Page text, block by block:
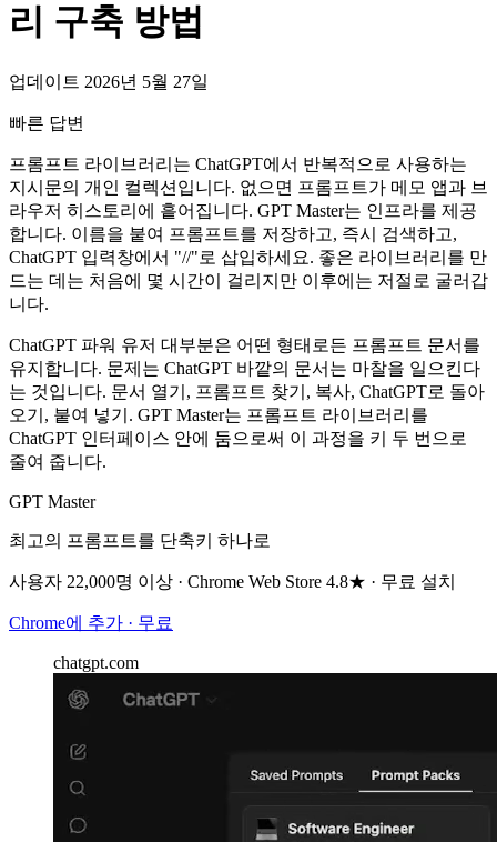
리 구축 방법
업데이트 2026년 5월 27일
빠른 답변
프롬프트 라이브러리는 ChatGPT에서 반복적으로 사용하는
지시문의 개인 컬렉션입니다. 없으면 프롬프트가 메모 앱과 브
라우저 히스토리에 흩어집니다. GPT Master는 인프라를 제공
합니다. 이름을 붙여 프롬프트를 저장하고, 즉시 검색하고,
ChatGPT 입력창에서 "//"로 삽입하세요. 좋은 라이브러리를 만
드는 데는 처음에 몇 시간이 걸리지만 이후에는 저절로 굴러갑
니다.
ChatGPT 파워 유저 대부분은 어떤 형태로든 프롬프트 문서를
유지합니다. 문제는 ChatGPT 바깥의 문서는 마찰을 일으킨다
는 것입니다. 문서 열기, 프롬프트 찾기, 복사, ChatGPT로 돌아
오기, 붙여 넣기. GPT Master는 프롬프트 라이브러리를
ChatGPT 인터페이스 안에 둠으로써 이 과정을 키 두 번으로
줄여 줍니다.
GPT Master
최고의 프롬프트를 단축키 하나로
사용자 22,000명 이상 · Chrome Web Store 4.8★ · 무료 설치
Chrome에 추가 · 무료
chatgpt.com